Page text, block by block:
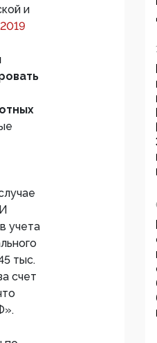
и
учета
тыс.
счет